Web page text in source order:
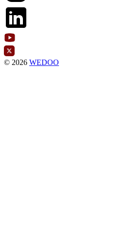
© 2026 WEDOO